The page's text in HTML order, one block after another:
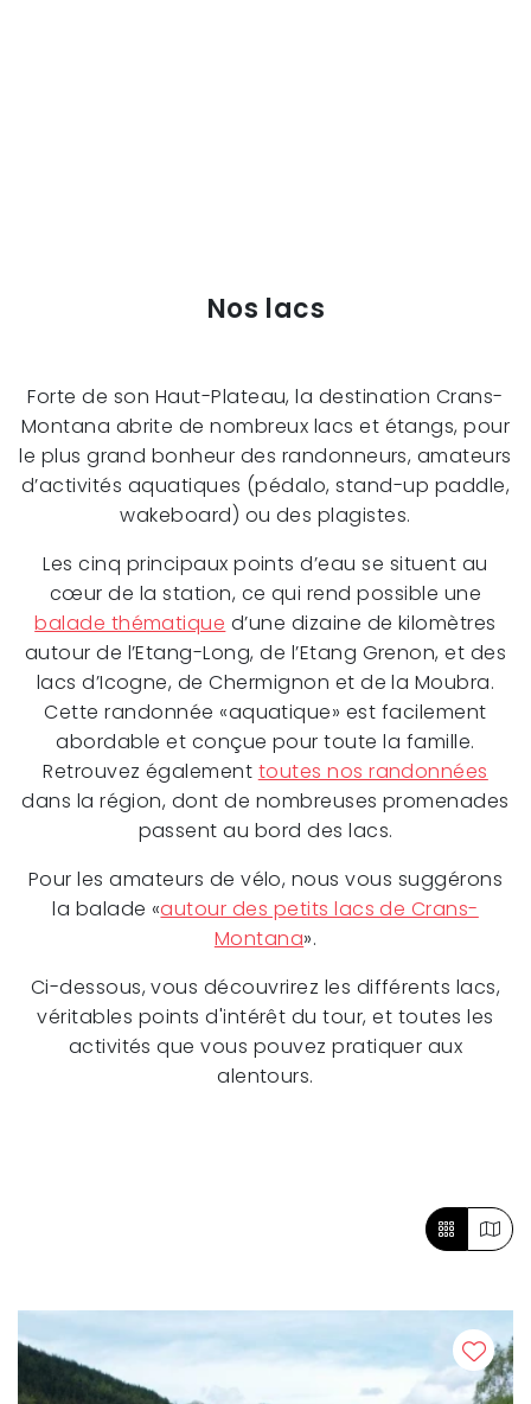
Nos lacs
Forte de son Haut-Plateau, la destination Crans-
Montana abrite de nombreux lacs et étangs, pour
le plus grand bonheur des randonneurs, amateurs
d’activités aquatiques (pédalo, stand-up paddle,
wakeboard) ou des plagistes.
Les cinq principaux points d’eau se situent au
cœur de la station, ce qui rend possible une
balade thématique d’une dizaine de kilomètres
autour de l’Etang-Long, de l’Etang Grenon, et des
lacs d’Icogne, de Chermignon et de la Moubra.
Cette randonnée «aquatique» est facilement
abordable et conçue pour toute la famille.
Retrouvez également toutes nos randonnées
dans la région, dont de nombreuses promenades
passent au bord des lacs.
Pour les amateurs de vélo, nous vous suggérons
la balade «autour des petits lacs de Crans-
Montana».
Ci-dessous, vous découvrirez les différents lacs,
véritables points d'intérêt du tour, et toutes les
activités que vous pouvez pratiquer aux
alentours.